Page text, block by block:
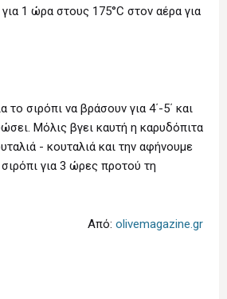
1 ώρα στους 175°C στον αέρα για
το σιρόπι να βράσουν για 4΄-5΄ και
Μόλις βγει καυτή η καρυδόπιτα
- κουταλιά και την αφήνουμε
για 3 ώρες προτού τη
Από: olivemagazine.gr